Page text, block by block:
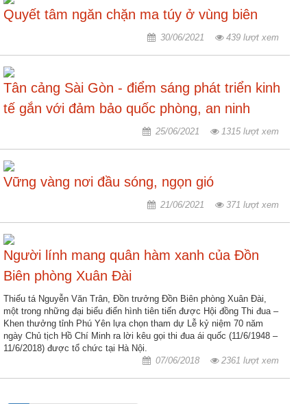
thông
tin
Đăng
nhập
Quyết tâm ngăn chặn ma túy ở vùng biên
30/06/2021 439 lượt xem
Tân cảng Sài Gòn - điểm sáng phát triển kinh
tế gắn với đảm bảo quốc phòng, an ninh
25/06/2021 1315 lượt xem
Vững vàng nơi đầu sóng, ngọn gió
21/06/2021 371 lượt xem
Người lính mang quân hàm xanh của Đồn
Biên phòng Xuân Đài
Thiếu tá Nguyễn Văn Trân, Đồn trưởng Đồn Biên phòng Xuân Đài,
một trong những đại biểu điển hình tiên tiến được Hội đồng Thi đua –
Khen thưởng tỉnh Phú Yên lựa chọn tham dự Lễ kỷ niệm 70 năm
ngày Chủ tịch Hồ Chí Minh ra lời kêu gọi thi đua ái quốc (11/6/1948 –
11/6/2018) được tổ chức tại Hà Nội.
07/06/2018
2361 lượt xem